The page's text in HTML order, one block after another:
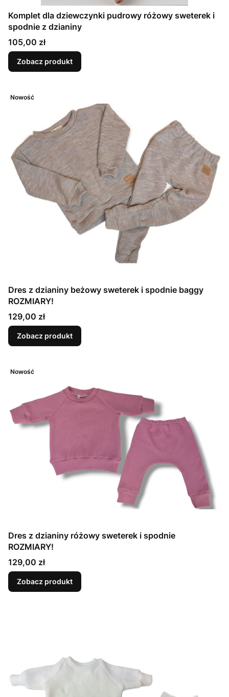
Komplet dla dziewczynki pudrowy różowy sweterek i
spodnie z dzianiny
Cena
105,00 zł
Zobacz produkt
Nowość
Dres z dzianiny beżowy sweterek i spodnie baggy
ROZMIARY!
Cena
129,00 zł
Zobacz produkt
Nowość
Dres z dzianiny różowy sweterek i spodnie
ROZMIARY!
Cena
129,00 zł
Zobacz produkt